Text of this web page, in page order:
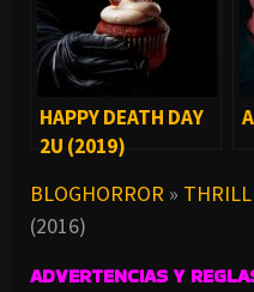
HAPPY DEATH DAY
2U (2019)
BLOGHORROR »
(2016)
ADVERTENCIAS Y